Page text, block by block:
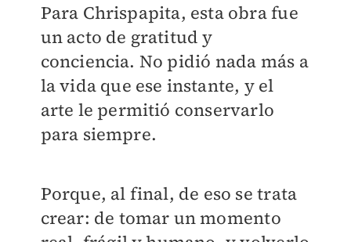
Para Chrispapita, esta obra fue
un acto de gratitud y
conciencia. No pidió nada más a
la vida que ese instante, y el
arte le permitió conservarlo
para siempre.
Porque, al final, de eso se trata
crear: de tomar un momento